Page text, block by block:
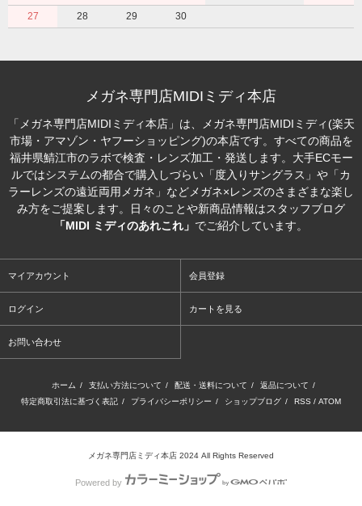
27
28 29 30
メガネ専門店MIDIミディ本店
「メガネ専門店MIDIミディ本店」は、メガネ専門店MIDIミディ(楽天
市場・アマゾン・ヤフーショッピング)の本店です。すべての商品を
福井県鯖江市のラボで検査・レンズ加工・発送します。大手ECモー
ルではシステムの都合で購入しづらい「度入りサングラス」や「カ
ラーレンズの遠近両用メガネ」などメガネ×レンズのさまざまな楽し
み方をご提案します。日々のことや新商品情報はスタッフブログ
「MIDI ミディのあれこれ」 でご紹介しています。
マイアカウント 会員登録
ログイン カートを見る
お問い合わせ
ホーム / 支払い方法について / 配送・送料について / 返品について /
特定商取引法に基づく表記 / プライバシーポリシー / ショップブログ / RSS / ATOM
メガネ専門店ミディ本店 2024 All Rights Reserved
Powered by